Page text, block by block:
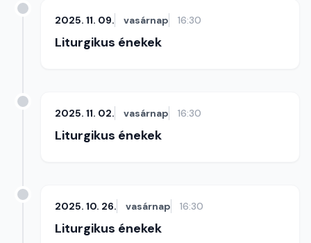
2025. 11. 09. vasárnap 16:30
Liturgikus énekek
2025. 11. 02. vasárnap 16:30
Liturgikus énekek
2025. 10. 26. vasárnap 16:30
Liturgikus énekek